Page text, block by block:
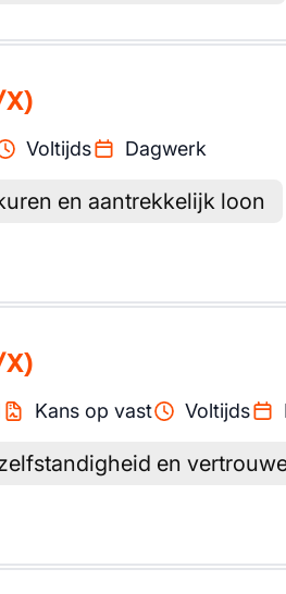
Voltijds Dagwerk
en aantrekkelijk loon
Kans op vast Voltijds
en